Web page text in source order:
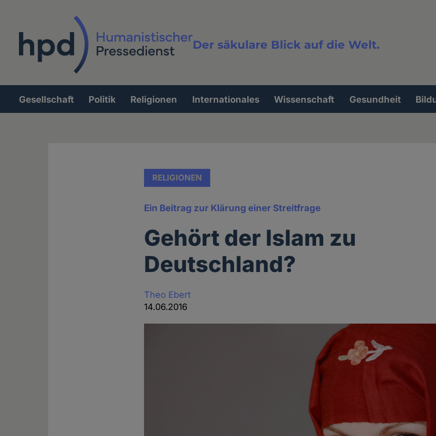
Der säkulare Blick auf die Welt.
Volltextsuche
Hauptnavigation
Gesellschaft Politik Religionen Internationales Wissenschaft Gesundheit
RELIGIONEN
Ein Beitrag zur Klärung einer Streitfrage
Gehört der Islam zu
Deutschland?
Theo Ebert
14.06.2016